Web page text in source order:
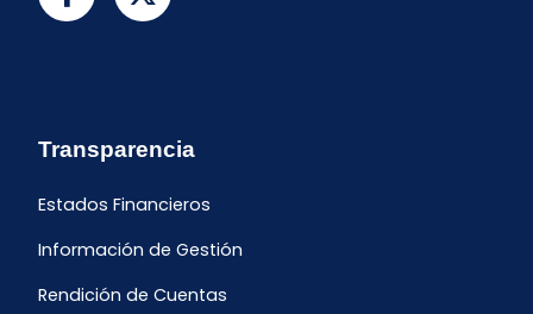
Transparencia
Estados Financieros
Información de Gestión
Rendición de Cuentas